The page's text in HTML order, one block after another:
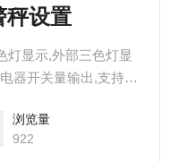
秤设置
灯显示,外部三色灯显
器开关量输出,支持定
支持4-20ma输出,支
浏览量
922